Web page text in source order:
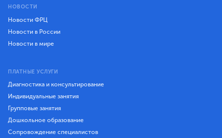
НОВОСТИ
Новости ФРЦ
Новости в России
Новости в мире
ПЛАТНЫЕ УСЛУГИ
Диагностика и консультирование
Индивидуальные занятия
Групповые занятия
Дошкольное образование
Сопровождение специалистов